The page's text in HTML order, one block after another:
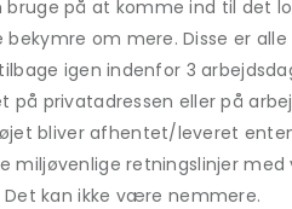
bruge på at komme ind til det
bekymre om mere. Disse er
igen indenfor 3
privatadressen eller på
bliver afhentet/leveret
miljøvenlige retningslinjer
Det kan ikke være nemmere.